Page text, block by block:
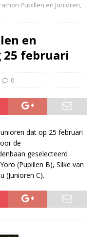
Pupillen en Junioren,
en
25 februari
0
dat op 25 februari
de
geselecteerd
(Pupillen B), Silke van
(Junioren C).